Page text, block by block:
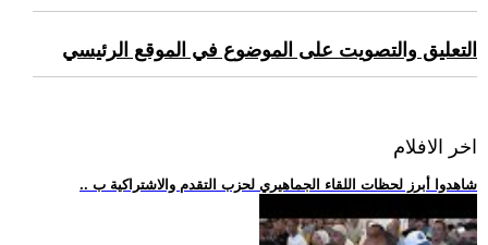
التعليق والتصويت على الموضوع في الموقع الرئيسي
اخر الافلام
.. شاهدوا أبرز لحظات اللقاء الجماهيري لحزب التقدم والاشتراكية ب